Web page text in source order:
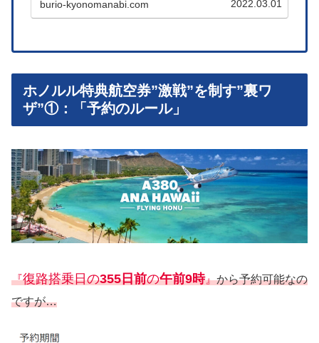
マークA380未納入の裏事情などもお伝えしま
burio-kyonomanabi.com 2022.03.01
ホノルル特典航空券”激戦”を制す”裏ワ
ザ”①：「予約のルール」
『復路搭乗日の355日前の午前9時』から予約可能なの
ですが…